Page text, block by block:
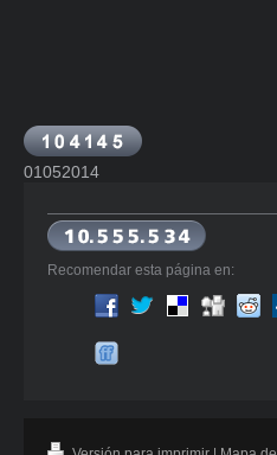
01052014
Recomendar esta página en: